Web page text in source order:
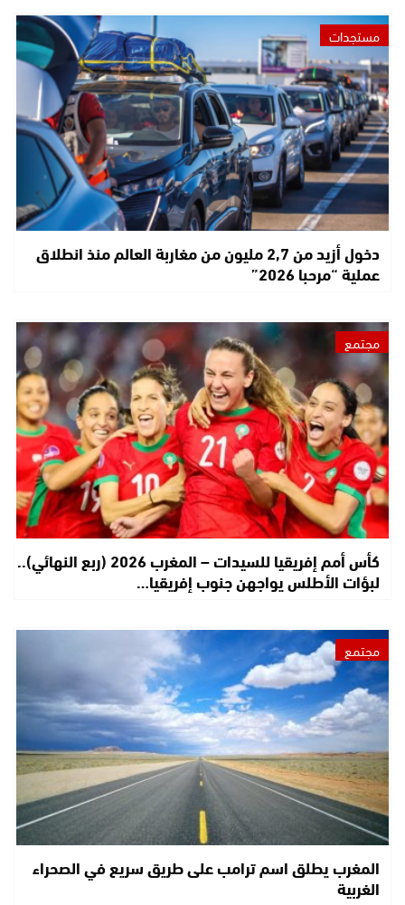
مستجدات
دخول أزيد من 2,7 مليون من مغاربة العالم منذ انطلاق
عملية “مرحبا 2026”
مجتمع
كأس أمم إفريقيا للسيدات – المغرب 2026 (ربع النهائي)..
لبؤات الأطلس يواجهن جنوب إفريقيا…
مجتمع
المغرب يطلق اسم ترامب على طريق سريع في الصحراء
الغربية